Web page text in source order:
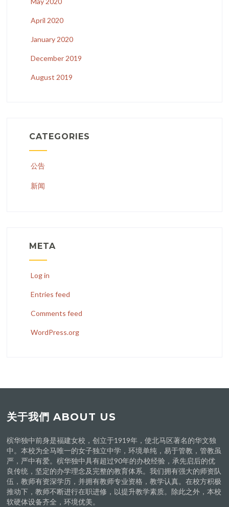
April 2020
January 2020
December 2019
August 2019
CATEGORIES
公告
新闻
META
Log in
Entries feed
Comments feed
WordPress.org
关于我們 ABOUT US
槟华独中前身是福建女校，创立于1919年，使北马区著名的华文独
中。本校为全马唯一的女子独立中学，环境单纯，易于管教，管教虽
严，严中有爱。槟华独中具有超过90年的办校经验，承先启后的优
良传统，坚定的办学理念及完整的教育体系。我们拥有强大的师资队
伍，教师有资深学历，并拥有教师专业资格，教学认真。在校方积极
推动下，教师不断进行在职进修，以提升教学素质。除此之外，本校
软硬体设备齐全，环境优美。